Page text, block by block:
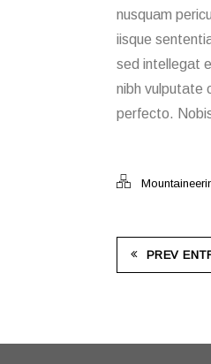
nusquam
iisque
sed intellegat
nibh vulputate
perfecto.
PREV